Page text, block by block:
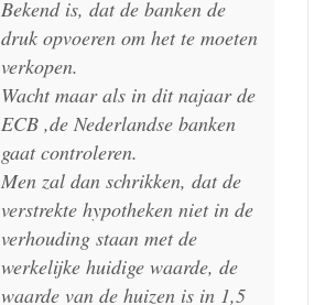
Bekend is, dat de banken de
druk opvoeren om het te moeten
verkopen.
Wacht maar als in dit najaar de
ECB ,de Nederlandse banken
gaat controleren.
Men zal dan schrikken, dat de
verstrekte hypotheken niet in de
verhouding staan met de
werkelijke huidige waarde, de
waarde van de huizen is in 1,5